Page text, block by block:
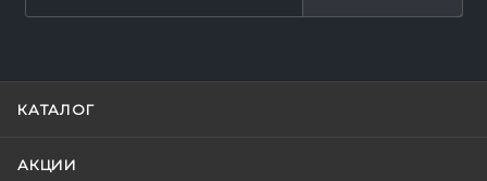
КАТАЛОГ
АКЦИИ